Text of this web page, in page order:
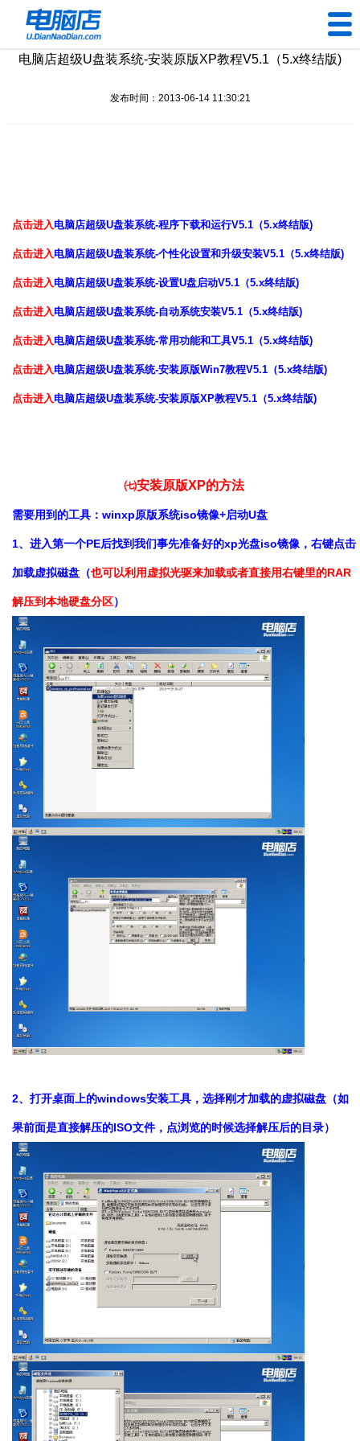
U盘工具
电脑问题
电脑店超级U盘装系统-安装原版XP教程V5.1（5.x终结版)
发布时间：2013-06-14 11:30:21
点击进入电脑店超级U盘装系统-程序下载和运行V5.1（5.x终结版)
点击进入电脑店超级U盘装系统-个性化设置和升级安装V5.1（5.x终结版)
点击进入电脑店超级U盘装系统-设置U盘启动V5.1（5.x终结版)
点击进入电脑店超级U盘装系统-自动系统安装V5.1（5.x终结版)
点击进入电脑店超级U盘装系统-常用功能和工具V5.1（5.x终结版)
点击进入电脑店超级U盘装系统-安装原版Win7教程V5.1（5.x终结版)
点击进入电脑店超级U盘装系统-安装原版XP教程V5.1（5.x终结版)
㈦安装原版XP的方法
需要用到的工具：winxp原版系统iso镜像+启动U盘
1、进入第一个PE后找到我们事先准备好的xp光盘iso镜像，右键点击
加载虚拟磁盘（也可以利用虚拟光驱来加载或者直接用右键里的RAR
解压到本地硬盘分区）
2、打开桌面上的windows安装工具，选择刚才加载的虚拟磁盘（如
果前面是直接解压的ISO文件，点浏览的时候选择解压后的目录）